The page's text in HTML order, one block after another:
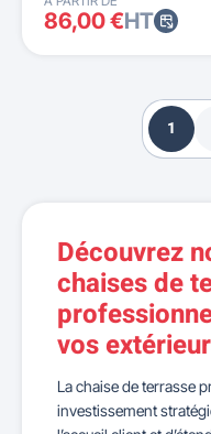
86,00 €HT
1
Découvrez
chaises de
vos
La chaise de terrasse
investissement